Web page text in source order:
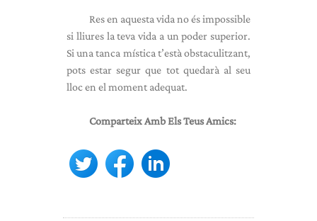
Res en aquesta vida no és impossible
si lliures la teva vida a un poder superior.
Si una tanca mística t’està obstaculitzant,
pots estar segur que tot quedarà al seu
lloc en el moment adequat.
Comparteix Amb Els Teus Amics: